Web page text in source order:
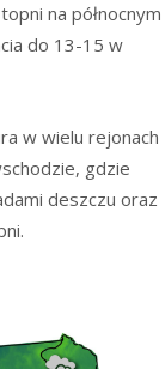
na północnym
do 13-15 w
w wielu rejonach
gdzie
deszczu oraz